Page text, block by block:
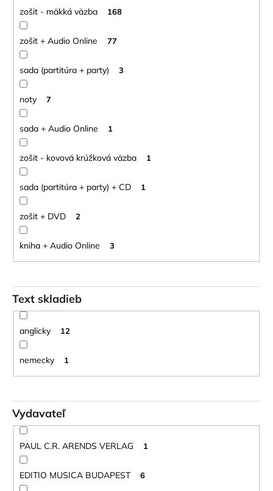
zošit - mäkká väzba 168
zošit + Audio Online 77
sada (partitúra + party) 3
noty 7
sada + Audio Online 1
zošit - kovová krúžková väzba 1
sada (partitúra + party) + CD 1
zošit + DVD 2
kniha + Audio Online 3
Text skladieb
anglicky 12
nemecky 1
Vydavateľ
PAUL C.R. ARENDS VERLAG 1
EDITIO MUSICA BUDAPEST 6